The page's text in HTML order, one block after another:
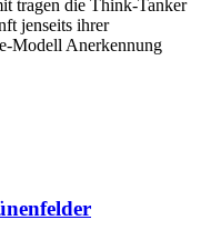
tragen die Think-Tanker
jenseits ihrer
Modell Anerkennung